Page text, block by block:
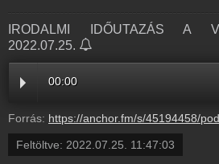
IRODALMI IDŐUTAZÁS A
2022.07.25.
00:00
Forrás: https://anchor.fm/s/45194458/podcast/play/55284578/
Feltöltve: 2022.07.25. 11:47:03